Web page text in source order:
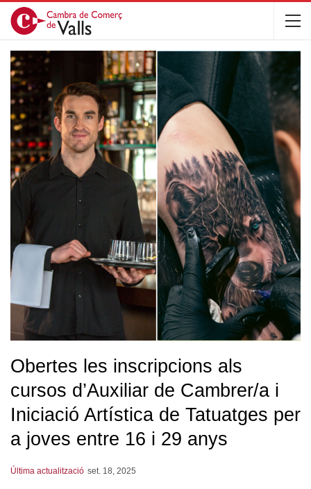
Obertes les inscripcions als
cursos d’Auxiliar de Cambrer/a i
Iniciació Artística de Tatuatges per
a joves entre 16 i 29 anys
Última actualització set. 18, 2025